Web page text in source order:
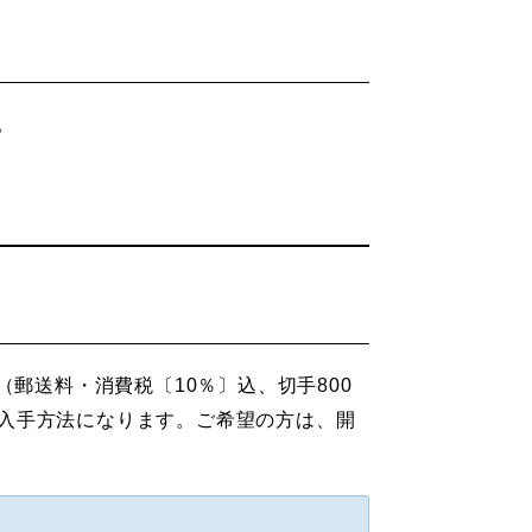
郵送料・消費税〔10％〕込、切手800
手方法になります。ご希望の方は、開